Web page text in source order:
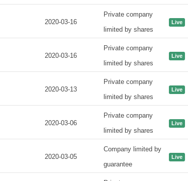
2020-03-16
Private company
limited by shares
Live
2020-03-16
Private company
limited by shares
Live
2020-03-13
Private company
limited by shares
Live
2020-03-06
Private company
limited by shares
Live
2020-03-05
Company limited by
guarantee
Live